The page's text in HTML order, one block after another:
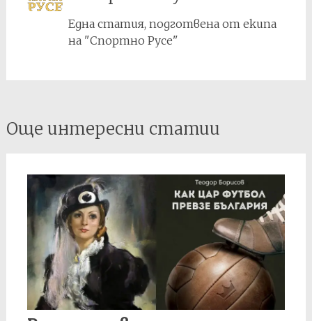
Една статия, подготвена от екипа
на "Спортно Русе"
Post
navigation
Още интересни статии